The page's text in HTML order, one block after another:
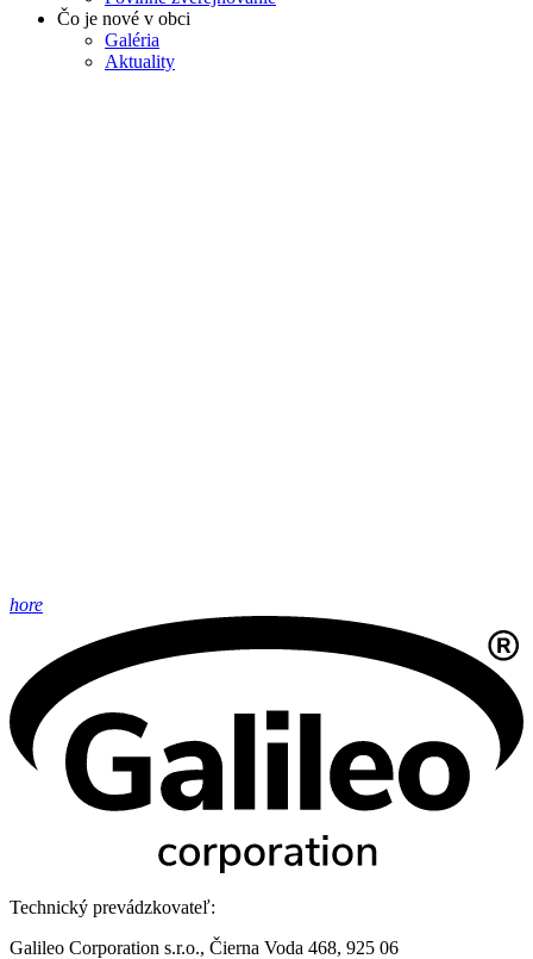
Čo je nové v obci
Galéria
Aktuality
hore
Technický prevádzkovateľ:
Galileo Corporation s.r.o., Čierna Voda 468, 925 06